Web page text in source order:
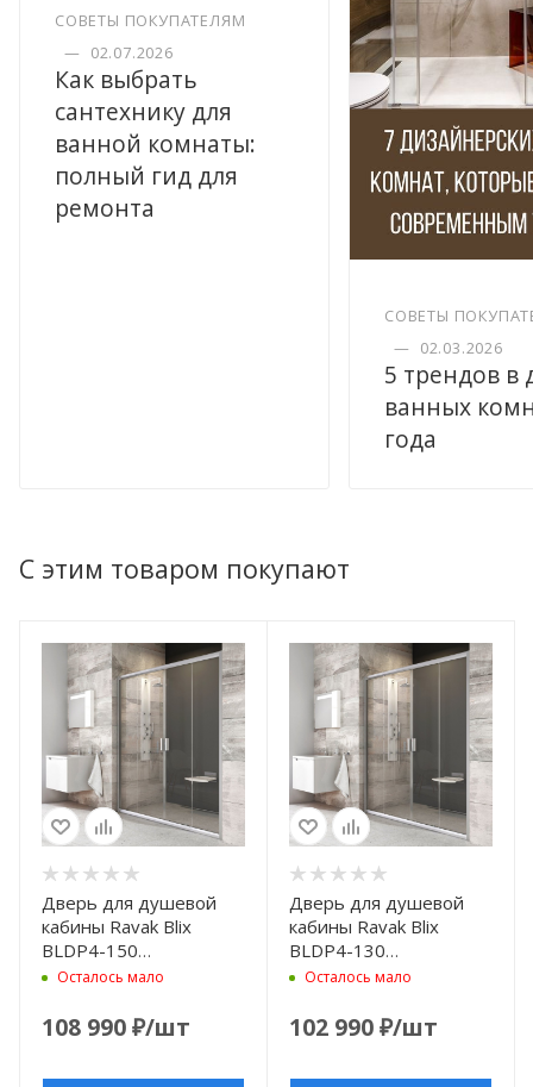
СОВЕТЫ ПОКУПАТЕЛЯМ
— 02.07.2026
Как выбрать
сантехнику для
ванной комнаты:
полный гид для
ремонта
СОВЕТЫ
— 02.03.2026
5 трендов в
ванных
года
С этим товаром покупают
Дверь для душевой
кабины Ravak Blix
BLDP4-150
0YVP0U00Z1 профиль
прозрачное
Осталось мало
108 990₽/шт
Дверь для душевой
кабины Ravak Blix
BLDP4-130
0YVJ0U00Z1 сатин
Осталось мало
102 990₽/шт